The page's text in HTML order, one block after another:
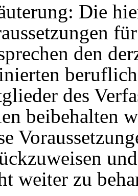
Die
den
des
beibehalten
weiter zu